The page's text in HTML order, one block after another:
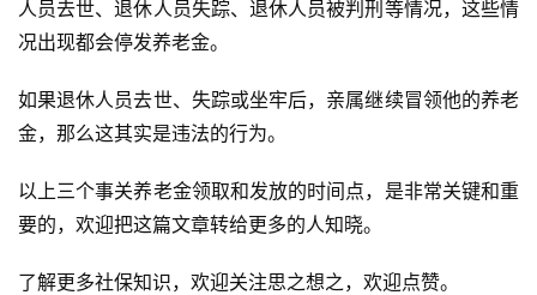
好
诗
人员去世、退休人员失踪、退休人员被判刑等情况，这些情
况出现都会停发养老金。
如果退休人员去世、失踪或坐牢后，亲属继续冒领他的养老
金，那么这其实是违法的行为。
以上三个事关养老金领取和发放的时间点，是非常关键和重
要的，欢迎把这篇文章转给更多的人知晓。
了解更多社保知识，欢迎关注思之想之，欢迎点赞。